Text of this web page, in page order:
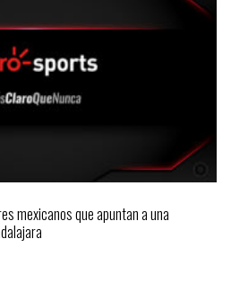
mexicanos que apuntan a una